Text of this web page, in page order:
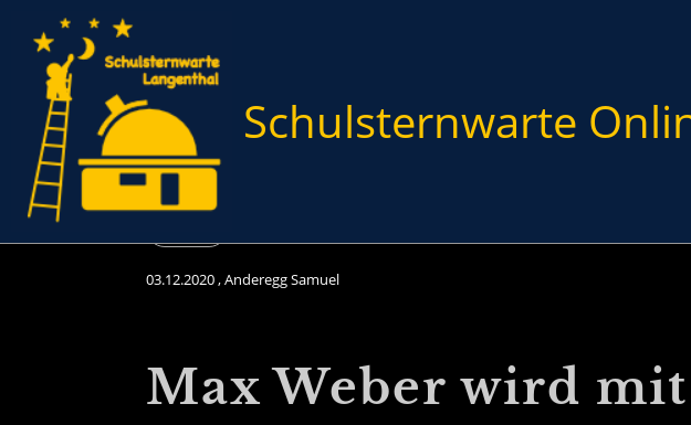
Schulsternwarte
03.12.2020, Anderegg Samuel
Max Weber wird